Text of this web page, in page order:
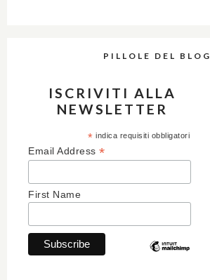
PILLOLE DEL BLOG
ISCRIVITI ALLA
NEWSLETTER
* indica requisiti obbligatori
Email Address *
First Name